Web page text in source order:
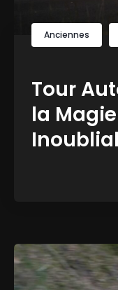
Anciennes
Tour
la